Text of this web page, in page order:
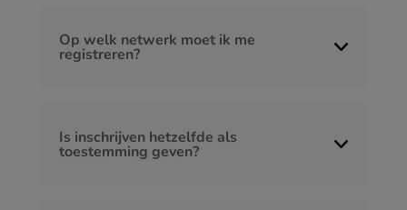
Op welk netwerk moet ik me
registreren?
Is inschrijven hetzelfde als
toestemming geven?